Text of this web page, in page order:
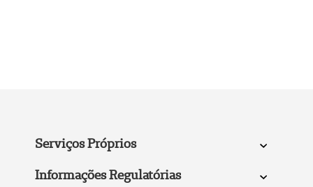
Serviços Próprios
Informações Regulatórias